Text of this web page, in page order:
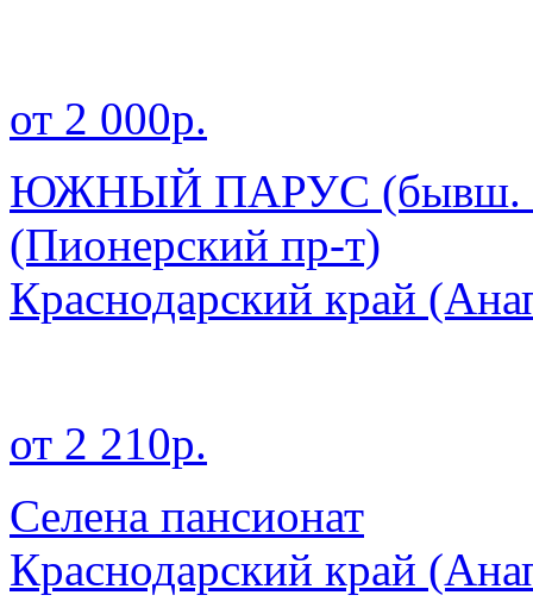
от 2 000р.
ЮЖНЫЙ ПАРУС (бывш.
(Пионерский пр-т)
Краснодарский край
от 2 210р.
Селена пансионат
Краснодарский край